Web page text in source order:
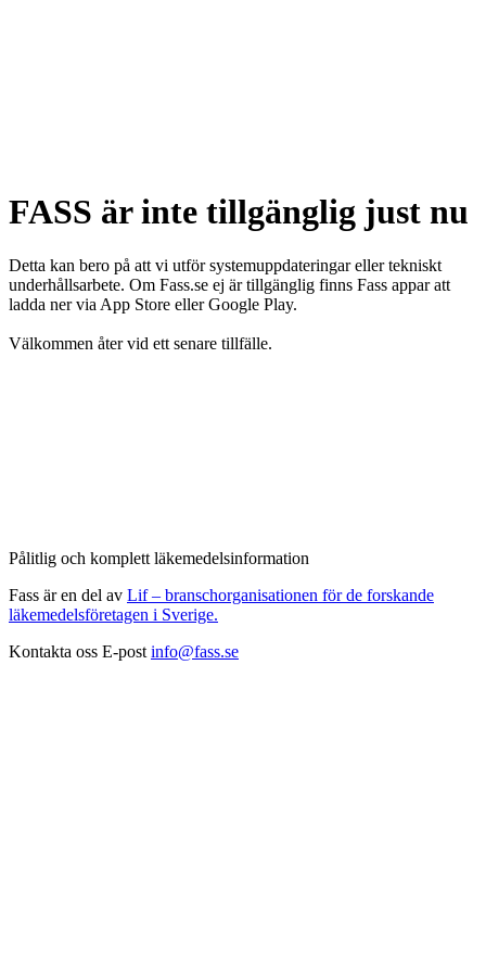
FASS är inte tillgänglig just nu
Detta kan bero på att vi utför systemuppdateringar eller tekniskt
underhållsarbete. Om Fass.se ej är tillgänglig finns Fass appar att
ladda ner via App Store eller Google Play.
Välkommen åter vid ett senare tillfälle.
Pålitlig och komplett läkemedelsinformation
Fass är en del av Lif – branschorganisationen för de forskande
läkemedelsföretagen i Sverige.
Kontakta oss E-post info@fass.se